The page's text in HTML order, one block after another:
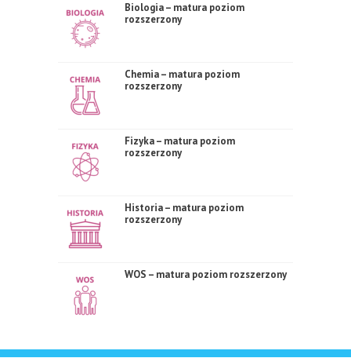
Biologia – matura poziom
rozszerzony
Chemia – matura poziom
rozszerzony
Fizyka – matura poziom
rozszerzony
Historia – matura poziom
rozszerzony
WOS – matura poziom rozszerzony